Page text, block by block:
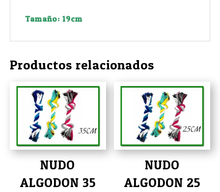
Tamaño: 19cm
Productos relacionados
NUDO
ALGODON 35
NUDO
ALGODON 25